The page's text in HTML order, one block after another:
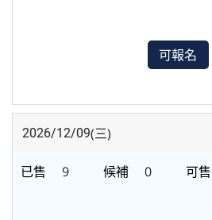
可報名
2026/12/09(三)
9 0